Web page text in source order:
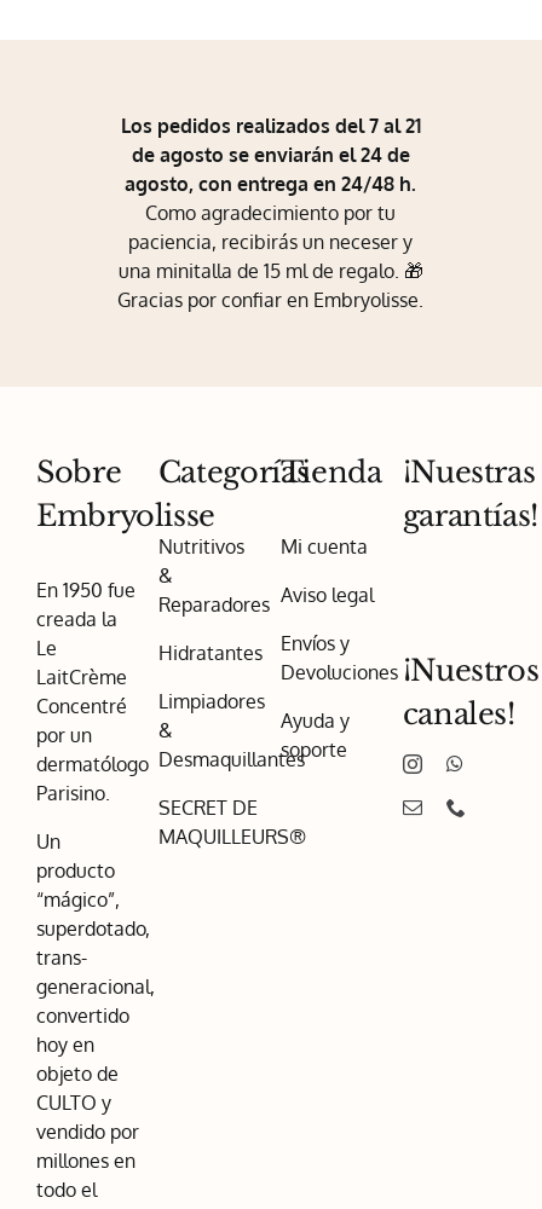
Los pedidos realizados del 7 al 21
de agosto se enviarán el 24 de
agosto, con entrega en 24/48 h.
Como agradecimiento por tu
paciencia, recibirás un neceser y
una minitalla de 15 ml de regalo. 🎁
Gracias por confiar en Embryolisse.
Sobre
Embryolisse
En 1950 fue
creada la
Le
LaitCrème
Concentré
por un
dermatólogo
Parisino.
Un
producto
“mágico”,
superdotado,
trans-
generacional,
convertido
hoy en
objeto de
CULTO y
vendido por
millones en
todo el
Categorías
Nutritivos
&
Reparadores
Hidratantes
Limpiadores
&
Desmaquillantes
SECRET DE
MAQUILLEURS®
Tienda
Mi cuenta
Aviso legal
Envíos y
Devoluciones
Ayuda y
soporte
¡Nuestras
garantías!
¡Nuestros
canales!